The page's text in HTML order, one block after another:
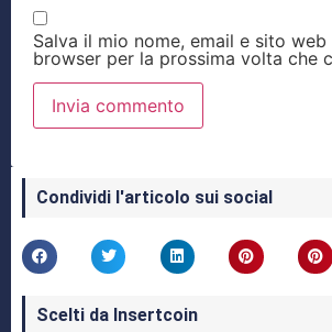
Salva il mio nome, email e sito web
browser per la prossima volta che
Condividi l'articolo sui social
Scelti da Insertcoin